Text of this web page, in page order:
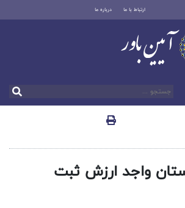
ارتباط با ما درباره ما
اثر از ۵ استان واجد ارزش ثبت